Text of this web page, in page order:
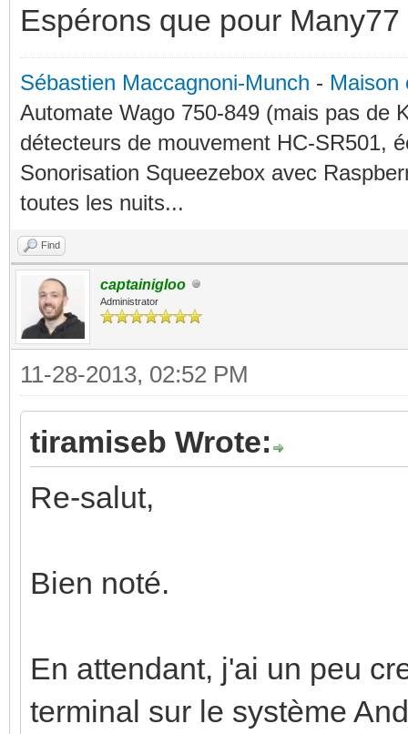
Espérons que pour
Sébastien Maccagnoni-Munch - Maison
Automate Wago 750-849 (mais pas de
détecteurs de mouvement HC-SR501,
Sonorisation Squeezebox avec
toutes les nuits...
Find
captainigloo
Administrator
11-28-2013, 02:52 PM
tiramiseb Wrote:
Re-salut,
Bien noté.
En attendant, j'ai un peu
terminal sur le système